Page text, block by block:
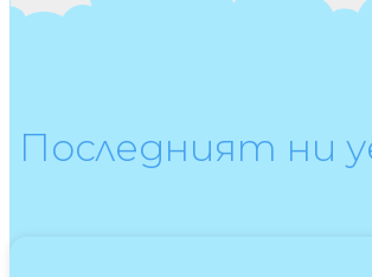
Последният ни